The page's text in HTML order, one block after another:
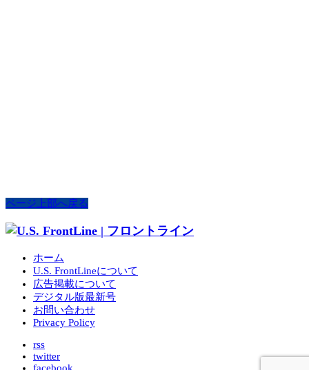
ページ上部へ戻る
ホーム
U.S. FrontLineについて
広告掲載について
デジタル版最新号
お問い合わせ
Privacy Policy
rss
twitter
facebook